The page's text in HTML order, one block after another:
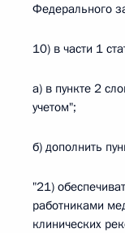
Федерального
10) в части 1
а) в пункте 2
учетом";
б) дополнить
"21)
работниками
клинических